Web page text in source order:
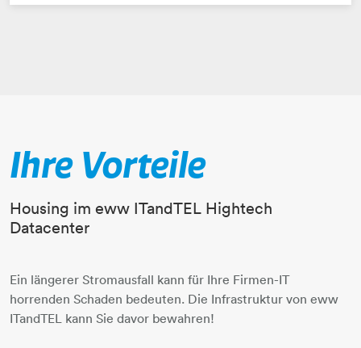
Ihre Vorteile
Housing im eww ITandTEL Hightech
Datacenter
Ein längerer Stromausfall kann für Ihre Firmen-IT
horrenden Schaden bedeuten. Die Infrastruktur von eww
ITandTEL kann Sie davor bewahren!